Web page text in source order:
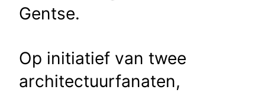
Gentse.
Op initiatief van twee
architectuurfanaten,